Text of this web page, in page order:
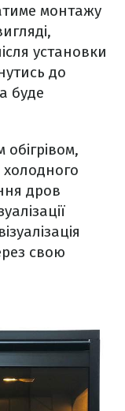
монтажу
установки
до
буде
дров
свою